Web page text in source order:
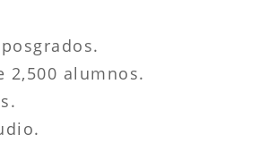
2,500 alumnos.